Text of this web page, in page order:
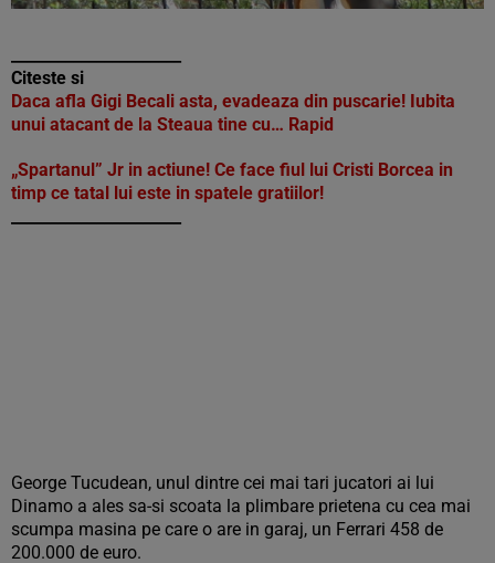
Citeste si
Daca afla Gigi Becali asta, evadeaza din puscarie! Iubita
unui atacant de la Steaua tine cu… Rapid
„Spartanul” Jr in actiune! Ce face fiul lui Cristi Borcea in
timp ce tatal lui este in spatele gratiilor!
George Tucudean, unul dintre cei mai tari jucatori ai lui
Dinamo a ales sa-si scoata la plimbare prietena cu cea mai
scumpa masina pe care o are in garaj, un Ferrari 458 de
200.000 de euro.